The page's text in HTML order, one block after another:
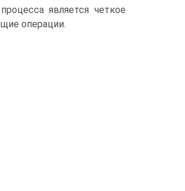
является четкое
операции.